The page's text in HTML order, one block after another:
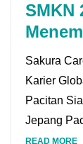
SMKN
Sakura
Karier
Pacitan
Jepang
READ MORE